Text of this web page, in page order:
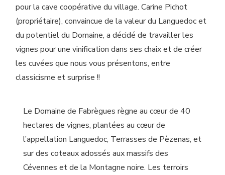
pour la cave coopérative du village. Carine Pichot
(propriétaire), convaincue de la valeur du Languedoc et
du potentiel du Domaine, a décidé de travailler les
vignes pour une vinification dans ses chaix et de créer
les cuvées que nous vous présentons, entre
classicisme et surprise !!
Le Domaine de Fabrègues règne au cœur de 40
hectares de vignes, plantées au cœur de
l’appellation Languedoc, Terrasses de Pèzenas, et
sur des coteaux adossés aux massifs des
Cévennes et de la Montagne noire. Les terroirs